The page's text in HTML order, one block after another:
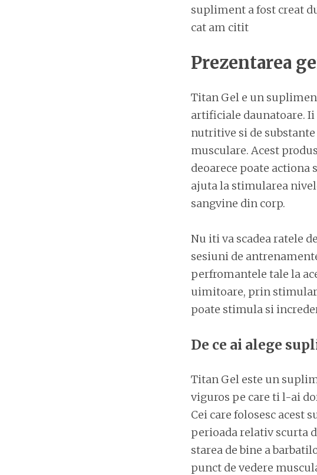
supliment a fost creat
cat am citit
Prezentarea
Titan Gel e un
artificiale daunatoare.
nutritive si de
musculare. Acest
deoarece poate actiona
ajuta la stimularea
sangvine din corp.
Nu iti va scadea ratele
sesiuni de
perfromantele tale la
uimitoare, prin
poate stimula si
De ce ai alege
Titan Gel este un
viguros pe care ti l-ai
Cei care folosesc
perioada relativ scurta
starea de bine a
punct de vedere